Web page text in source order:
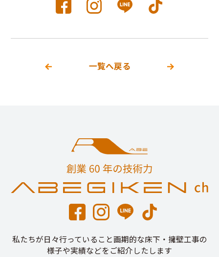
一覧へ戻る
私たちが日々行っていること画期的な床下・擁壁工事の
様子や実績などをご紹介したします